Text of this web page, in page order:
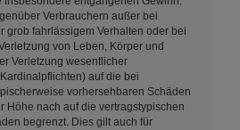
Verbrauchern außer bei
grob fahrlässigem Verhalten oder bei
von Leben, Körper und
Verletzung wesentlicher
auf die bei
vorhersehbaren Schäden
Höhe nach auf die vertragstypischen
begrenzt. Dies gilt auch für